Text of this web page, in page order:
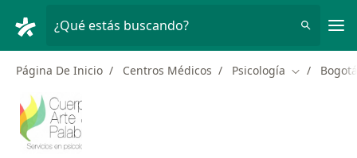
¿Qué estás buscando?
Página De Inicio Centros Médicos Psicología Cambiar de
Bogotá